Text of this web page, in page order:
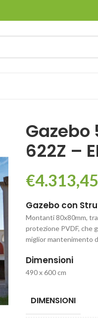
Gazebo
622Z –
€4.313,45
Gazebo con
Montanti 80x80mm,
protezione PVDF, che
miglior mantenimento
Dimensioni
490 x 600 cm
DIMENSIONI